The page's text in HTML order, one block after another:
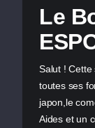
Le
Salut ! Cette
toutes ses
japon,le
Aides et un